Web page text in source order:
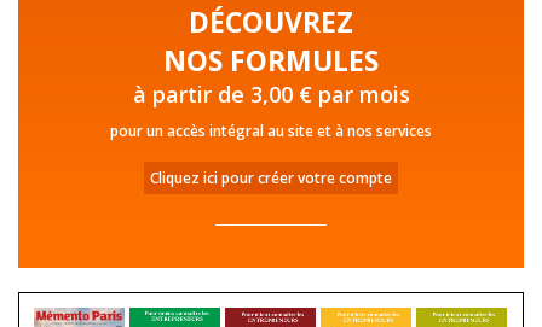
DÉCOUVREZ
NOS FORMULES
à partir de 3,00 € par mois
pour un accès intégral au site et à nos services
Cliquez ici pour créer votre compte